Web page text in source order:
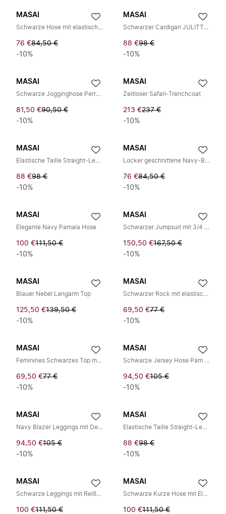
MASAI
Schwarze Hose mit elastischem Bund und Reißverschlussdetails
76 €84,50 €
-10%
MASAI
Schwarzer Cardigan JULITTA 1000829 Modell
88 €98 €
-10%
MASAI
Schwarze Jogginghose Perry Stil 1000354
81,50 €90,50 €
-10%
MASAI
Zeitloser Safari-Trenchcoat
213 €237 €
-10%
MASAI
Elastische Taille Straight-Leg Schwarze Hose
88 €98 €
-10%
MASAI
Locker geschnittene Navy-Blau Hose
76 €84,50 €
-10%
MASAI
Elegante Navy Pamala Hose
100 €111,50 €
-10%
MASAI
Schwarzer Jumpsuit mit 3/4 Ärmeln
150,50 €167,50 €
-10%
MASAI
Blauer Nebel Langarm Top
125,50 €139,50 €
-10%
MASAI
Schwarzer Rock mit elastischem Bund im Mastina-Stil
69,50 €77 €
-10%
MASAI
Feminines Schwarzes Top mit Breiten Trägern
69,50 €77 €
-10%
MASAI
Schwarze Jersey Hose Pam 1001407
94,50 €105 €
-10%
MASAI
Navy Blazer Leggings mit Dekorativen Nähten
94,50 €105 €
-10%
MASAI
Elastische Taille Straight-Leg Navy Hose
88 €98 €
-10%
MASAI
Schwarze Leggings mit Reißverschlussdetails
100 €111,50 €
MASAI
Schwarze Kurze Hose mit Elastischem Bund
100 €111,50 €